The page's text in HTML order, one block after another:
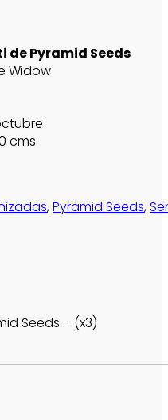
Pyramid Seeds
Widow
cms.
,Pyramid Seeds,
Seeds – (x3)